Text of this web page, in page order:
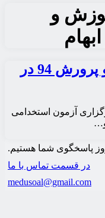
و
آزمون استخدامی آموزش و پرورش 94 در
آزمون استخدامی
پاسخگوی شما هستیم.
در قسمت تماس با ما
medusoal@gmail.com